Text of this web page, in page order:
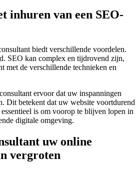
inhuren van een SEO-
biedt verschillende voordelen.
SEO kan complex en tijdrovend zijn,
met de verschillende technieken en
ervoor dat uw inspanningen
Dit betekent dat uw website voortdurend
is om voorop te blijven lopen in
digitale omgeving.
uw online
vergroten